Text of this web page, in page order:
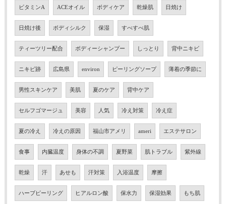
ビタミンA ACEオイル ボディケア 乾燥肌 日焼け
日焼け後 ボディシルク 保湿 すべすべ肌
ティーツリー配合 ボディーシャンプー しっとり 背中ニキビ
ニキビ跡 広島県 environ ピーリングソープ 薄着の季節に
男性スキンケア 美肌 夏のケア 背中ケア
セルフゴマージュ 美容 人気 冷え対策 冷え症
夏の冷え 冷えの原因 福山市アメリ ameri エステサロン
食事 内臓温度 身体の不調 夏野菜 肌トラブル 紫外線
乾燥 汗 あせも 汗対策 入浴温度 摩擦
ハーブピーリング ヒアルロン酸 保水力 保湿効果 もち肌